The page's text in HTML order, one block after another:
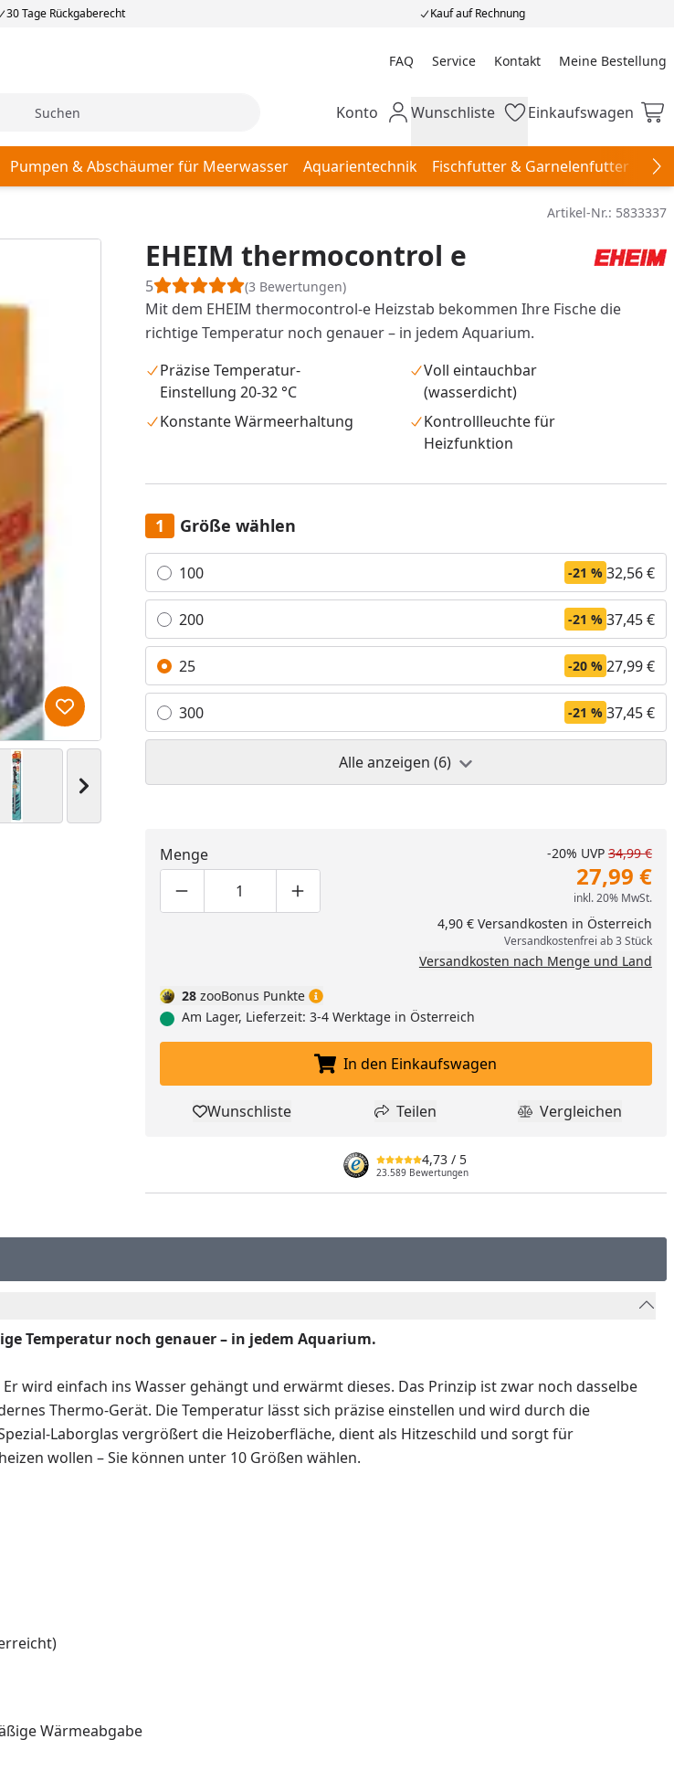
30 Tage Rückgaberecht Kauf auf Rechnung
FAQ Service Kontakt Meine Bestellung
Meine Bestellung
Mein Konto
Konto Wunschliste
Wunschliste Einkaufswagen
Einkaufswagen
Pumpen & Abschäumer für Meerwasser Aquarientechnik Fischfutter & Garnelenfutter
Artikel-Nr.: 5833337
Nächstes Bild anzeigen
Produkt zur Wunschliste hinzufügen
EHEIM thermocontrol e
5 (3 Bewertungen)
Mit dem EHEIM thermocontrol-e Heizstab bekommen Ihre Fische die
richtige Temperatur noch genauer – in jedem Aquarium.
Präzise Temperatur-
Einstellung 20-32 °C
Voll eintauchbar
(wasserdicht)
Konstante Wärmeerhaltung
Kontrollleuchte für
Heizfunktion
Größe wählen
Alle anzeigen (6)
100 -21 % 32,56 €
200 -21 % 37,45 €
25 -20 % 27,99 €
300 -21 % 37,45 €
Alle anzeigen (6)
Menge
Produktmenge um eins verringern
Produktmenge manuell eingeben
Produktmenge um eins erhöhen
-20% UVP 34,99 €
27,99 €
inkl. 20% MwSt.
4,90 € Versandkosten in Österreich
Versandkostenfrei ab 3 Stück
Versandkosten nach Menge und Land
28 zooBonus Punkte
Am Lager, Lieferzeit: 3-4 Werktage in Österreich
In den Einkaufswagen legen
In den Einkaufswagen
Produkt zur Wunschliste hinzufügen
Wunschliste Teilen
Teilen Produkt
Vergleichen
4,73 / 5
23.589 Bewertungen
Temperatur noch genauer – in jedem Aquarium.
wird einfach ins Wasser gehängt und erwärmt dieses. Das Prinzip ist zwar noch dasselbe
Thermo-Gerät. Die Temperatur lässt sich präzise einstellen und wird durch die
Laborglas vergrößert die Heizoberfläche, dient als Hitzeschild und sorgt für
wollen – Sie können unter 10 Größen wählen.
Wärmeabgabe